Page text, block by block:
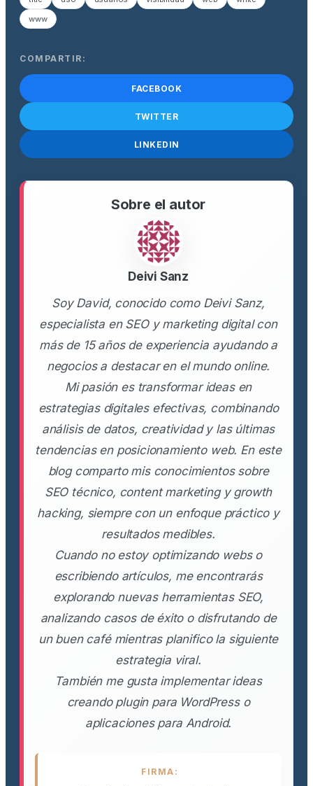
www
COMPARTIR:
FACEBOOK
TWITTER
LINKEDIN
Sobre el autor
Deivi Sanz
Soy David, conocido como Deivi Sanz,
especialista en SEO y marketing digital con
más de 15 años de experiencia ayudando a
negocios a destacar en el mundo online.
Mi pasión es transformar ideas en
estrategias digitales efectivas, combinando
análisis de datos, creatividad y las últimas
tendencias en posicionamiento web. En este
blog comparto mis conocimientos sobre
SEO técnico, content marketing y growth
hacking, siempre con un enfoque práctico y
resultados medibles.
Cuando no estoy optimizando webs o
escribiendo artículos, me encontrarás
explorando nuevas herramientas SEO,
analizando casos de éxito o disfrutando de
un buen café mientras planifico la siguiente
estrategia viral.
También me gusta implementar ideas
creando plugin para WordPress o
aplicaciones para Android.
FIRMA: